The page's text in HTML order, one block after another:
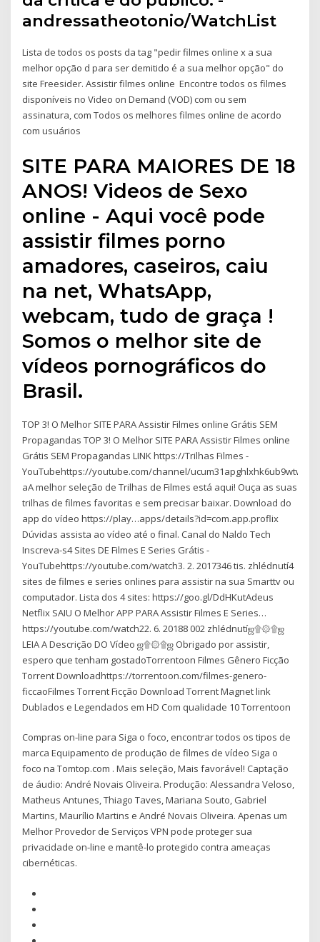
andressatheotonio/WatchList
Lista de todos os posts da tag "pedir filmes online x a sua
melhor opção d para ser demitido é a sua melhor opção" do
site Freesider. Assistir filmes online Encontre todos os filmes
disponíveis no Video on Demand (VOD) com ou sem
assinatura, com Todos os melhores filmes online de acordo
com usuários
SITE PARA MAIORES DE 18
ANOS! Videos de Sexo
online - Aqui você pode
assistir filmes porno
amadores, caseiros, caiu
na net, WhatsApp,
webcam, tudo de graça !
Somos o melhor site de
vídeos pornográficos do
Brasil.
TOP 3! O Melhor SITE PARA Assistir Filmes online Grátis SEM
Propagandas TOP 3! O Melhor SITE PARA Assistir Filmes online
Grátis SEM Propagandas LINK https://Trilhas Filmes -
YouTubehttps://youtube.com/channel/ucum31apghlxhk6ub9wtw7-
aA melhor seleção de Trilhas de Filmes está aqui! Ouça as suas
trilhas de filmes favoritas e sem precisar baixar. Download do
app do vídeo https://play…apps/details?id=com.app.proflix
Dúvidas assista ao vídeo até o final. Canal do Naldo Tech
Inscreva-s4 Sites DE Filmes E Series Grátis -
YouTubehttps://youtube.com/watch3. 2. 2017346 tis. zhlédnutí4
sites de filmes e series onlines para assistir na sua Smarttv ou
computador. Lista dos 4 sites: https://goo.gl/DdHKutAdeus
Netflix SAIU O Melhor APP PARA Assistir Filmes E Series…
https://youtube.com/watch22. 6. 20188 002 zhlédnutíஜ۩۞۩ஜ
LEIA A Descrição DO Vídeo ஜ۩۞۩ஜ Obrigado por assistir,
espero que tenham gostadoTorrentoon Filmes Gênero Ficção
Torrent Downloadhttps://torrentoon.com/filmes-genero-
ficcaoFilmes Torrent Ficção Download Torrent Magnet link
Dublados e Legendados em HD Com qualidade 10 Torrentoon
Compras on-line para Siga o foco, encontrar todos os tipos de
marca Equipamento de produção de filmes de vídeo Siga o
foco na Tomtop.com . Mais seleção, Mais favorável! Captação
de áudio: André Novais Oliveira. Produção: Alessandra Veloso,
Matheus Antunes, Thiago Taves, Mariana Souto, Gabriel
Martins, Maurílio Martins e André Novais Oliveira. Apenas um
Melhor Provedor de Serviços VPN pode proteger sua
privacidade on-line e mantê-lo protegido contra ameaças
cibernéticas.